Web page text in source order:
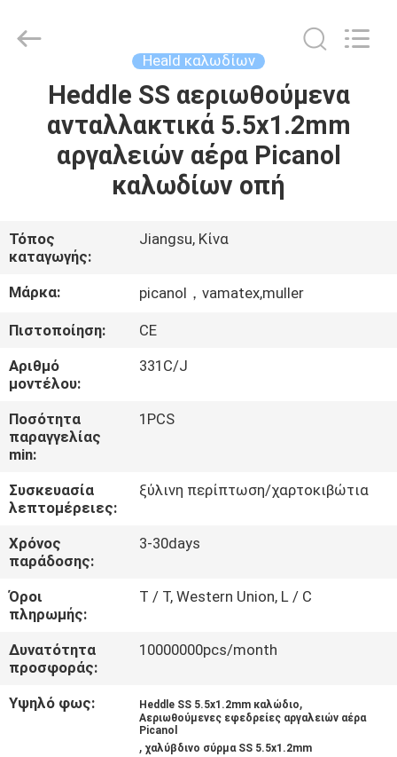
ΣΠΊΤΙ
ΠΡΟΪΌΝΤΑ
ΕΜΕΊΣ
ΓΎΡΟΣ
ΕΡΓΟΣΤΑΣΊΩΝ
ΠΟΙΟΤΙΚΌΣ
ΈΛΕΓΧΟΣ
ΜΑΣ
ΕΛΆΤΕ
ΕΠΑΦΉ
ΜΕ
ΖΗΤΉΣΤΕ
ΈΝΑ
ΑΠΌΣΠΑΣΜΑ
Rights
Heald καλωδίων
Heddle SS αεριωθούμενα
ανταλλακτικά 5.5x1.2mm
αργαλειών αέρα Picanol
καλωδίων οπή
Τόπος
καταγωγής:
Jiangsu, Κίνα
Μάρκα: picanol，vamatex,muller
Πιστοποίηση:
CE
Αριθμό
μοντέλου:
331C/J
Ποσότητα
παραγγελίας
min:
1PCS
Συσκευασία
λεπτομέρειες:
ξύλινη περίπτωση/χαρτοκιβώτια
Χρόνος
παράδοσης:
3-30days
Όροι
πληρωμής:
T / T, Western Union, L / C
Δυνατότητα
προσφοράς:
10000000pcs/month
Υψηλό φως: Heddle SS 5.5x1.2mm καλώδιο,
Αεριωθούμενες εφεδρείες αργαλειών αέρα
Picanol
,χαλύβδινο σύρμα SS 5.5x1.2mm